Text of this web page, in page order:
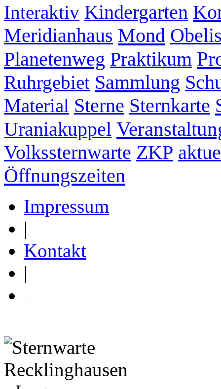
Interaktiv Kindergarten
Meridianhaus Mond
Planetenweg Praktikum
Ruhrgebiet Sammlung
Material Sterne Sternkarte
Uraniakuppel
Volkssternwarte ZKP
Öffnungszeiten
Impressum
|
Kontakt
|